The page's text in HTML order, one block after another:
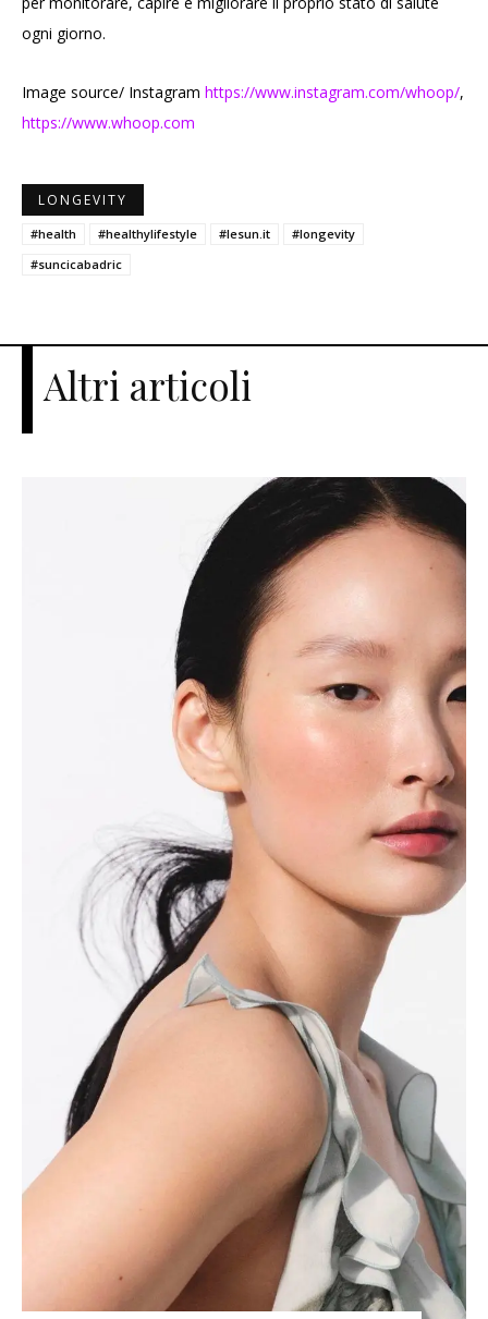
ogni giorno.
Image source/ Instagram https://www.instagram.com/whoop/,
https://www.whoop.com
LONGEVITY
#health #healthylifestyle #lesun.it
#longevity
#suncicabadric
Altri articoli